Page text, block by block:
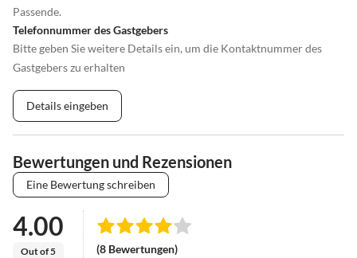
Passende.
Telefonnummer des Gastgebers
Bitte geben Sie weitere Details ein, um die Kontaktnummer des
Gastgebers zu erhalten
Details eingeben
Bewertungen und Rezensionen
Eine Bewertung schreiben
4.00
Out of 5 (8 Bewertungen)